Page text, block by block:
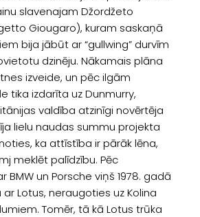
slavenajam Džordžeto
Giougaro), kuram saskaņā
bija jābūt ar “gullwing” durvīm
dzinēju. Nākamais plāna
izveide, un pēc ilgām
tika izdarīta uz Dunmurry,
valdība atzinīgi novērtēja
lielu naudas summu projekta
ka attīstība ir pārāk lēna,
meklēt palīdzību. Pēc
un Porsche viņš 1978. gadā
Lotus, neraugoties uz Kolina
Tomēr, tā kā Lotus trūka